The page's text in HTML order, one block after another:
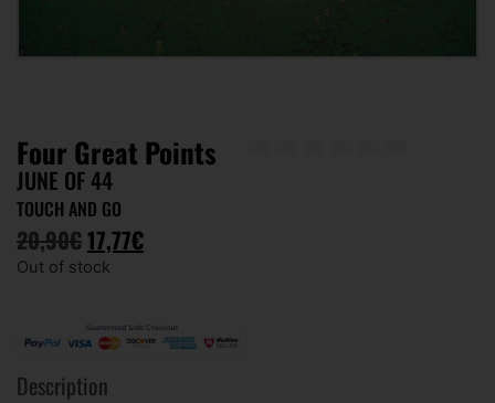
Four Great Points
JUNE OF 44
TOUCH AND GO
20,90€17,77€
Out of stock
Description